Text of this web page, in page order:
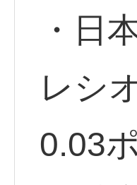
・日
レシ
0.03